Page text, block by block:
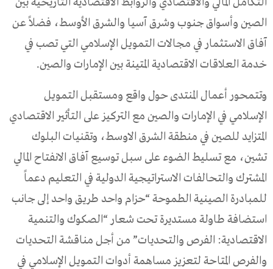
الصين وأسواق جنوب وشرق آسيا والشرق الأوسط، فضلاً عن
آفاق الاستثمار في مجالات التمويل الإسلامي التي تصب في
خدمة العلاقات الاقتصادية المتينة بين الإمارات والصين.
وتتمحور أعمال المنتدى حول واقع ومستقبل التمويل
الإسلامي في الإمارات والصين مع التركيز على التأثير الاقتصادي
المتزايد للصين في منطقة الشرق الاوسط، وتقنيات البلوك
تشين، مع تسليط الضوء على سبل توسيع آفاق الانفتاح المالي
المشترك والتحالفات الاستراتيجية الدولية في التعليم دعماً
للمبادرة الصينية الطموحة “حزام واحد طريق واحد إلى جانب
استضافة طاولة مستديرة تحت شعار “الصكوك والتنمية
الاقتصادية: الفرص والتحديات” من أجل مناقشة التحديات
والفرص المتاحة لتعزيز مساهمة أدوات التمويل الإسلامي في